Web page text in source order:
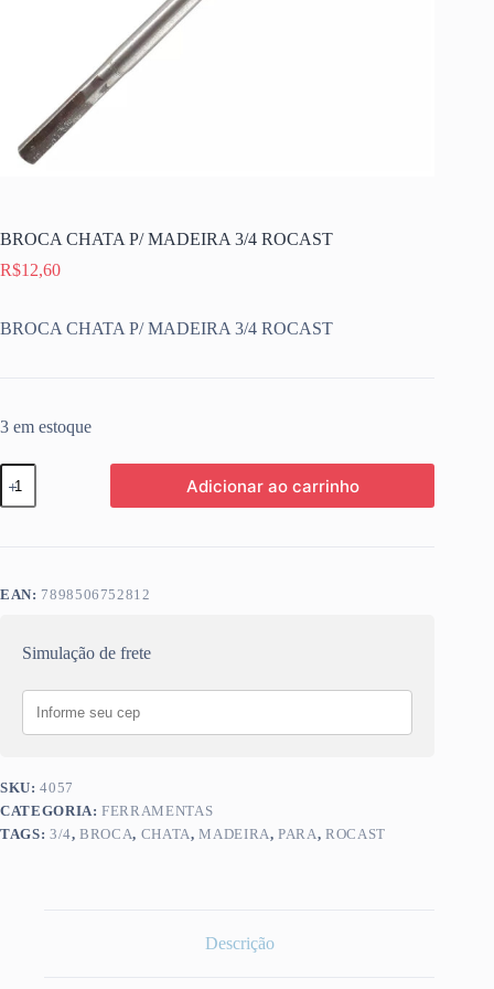
BROCA CHATA P/ MADEIRA 3/4 ROCAST
R$12,60
BROCA CHATA P/ MADEIRA 3/4 ROCAST
3 em estoque
BROCA
CHATA
P/
Adicionar ao carrinho
EAN: 7898506752812
Simulação de frete
SKU:4057
CATEGORIA:FERRAMENTAS
TAGS: 3/4,BROCA, CHATA,MADEIRA,PARA,ROCAST
Descrição